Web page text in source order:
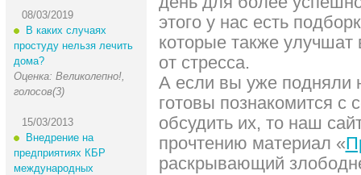
08/03/2019
В каких случаях
простуду нельзя лечить
дома?
Оценка: Великолепно!,
голосов(3)
15/03/2013
Внедрение на
предприятиях КБР
международных
этого у нас есть
которые также улучшат
от стресса.
А если вы уже подняли
готовы познакомится с
обсудить их, то наш
прочтению материал «
раскрывающий